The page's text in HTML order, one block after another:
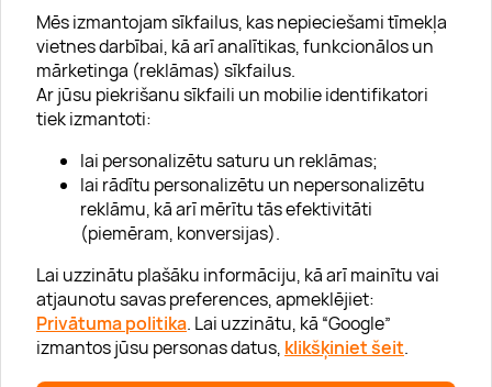
Mēs izmantojam sīkfailus, kas nepieciešami tīmekļa
vietnes darbībai, kā arī analītikas, funkcionālos un
mārketinga (reklāmas) sīkfailus.
Ar jūsu piekrišanu sīkfaili un mobilie identifikatori
tiek izmantoti:
lai personalizētu saturu un reklāmas;
lai rādītu personalizētu un nepersonalizētu
reklāmu, kā arī mērītu tās efektivitāti
(piemēram, konversijas).
Lai uzzinātu plašāku informāciju, kā arī mainītu vai
atjaunotu savas preferences, apmeklējiet:
Privātuma politika. Lai uzzinātu, kā “Google”
izmantos jūsu personas datus, klikšķiniet šeit.
Par "Lieliska dāvana"
Uzņēmumiem
Palīdzība